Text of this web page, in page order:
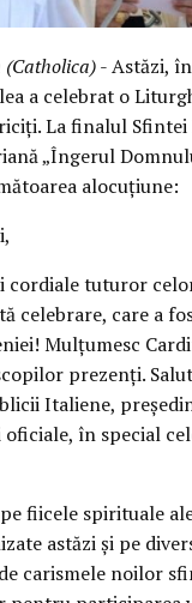
(Catholica)- Astăzi,
a celebrat o
La finalul
„Îngerul
alocuțiune:
cordiale tuturor
celebrare, care a
Mulțumesc
prezenți.
Italiene,
în special
fiicele spirituale
astăzi și pe
carismele noilor